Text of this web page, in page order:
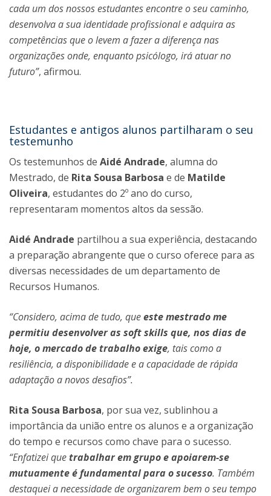
cada um dos nossos estudantes encontre o seu caminho,
desenvolva a sua identidade profissional e adquira as
competências que o levem a fazer a diferença nas
organizações onde, enquanto psicólogo, irá atuar no
futuro”, afirmou.
Estudantes e antigos alunos partilharam o seu
testemunho
Os testemunhos de Aidé Andrade, alumna do
Mestrado, de Rita Sousa Barbosa e de Matilde
Oliveira, estudantes do 2º ano do curso,
representaram momentos altos da sessão.
Aidé Andrade partilhou a sua experiência, destacando
a preparação abrangente que o curso oferece para as
diversas necessidades de um departamento de
Recursos Humanos.
“Considero, acima de tudo, queeste mestrado me
permitiu desenvolver as soft skills que, nos dias de
hoje, o mercado de trabalho exige, tais como a
resiliência, a disponibilidade e a capacidade de rápida
adaptação a novos desafios”.
Rita Sousa Barbosa, por sua vez, sublinhou a
importância da união entre os alunos e a organização
do tempo e recursos como chave para o sucesso.
“Enfatizei quetrabalhar em grupo e apoiarem-se
mutuamente é fundamental para o sucesso. Também
destaquei a necessidade de organizarem bem o seu tempo